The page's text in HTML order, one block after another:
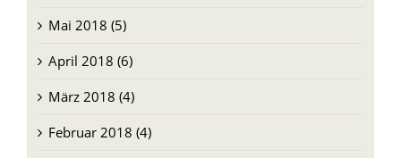
Mai 2018 (5)
April 2018 (6)
März 2018 (4)
Februar 2018 (4)